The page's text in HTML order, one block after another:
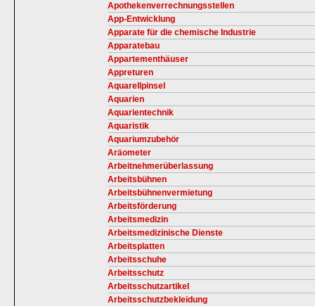
Apothekenverrechnungsstellen
App-Entwicklung
Apparate für die chemische Industrie
Apparatebau
Appartementhäuser
Appreturen
Aquarellpinsel
Aquarien
Aquarientechnik
Aquaristik
Aquariumzubehör
Aräometer
Arbeitnehmerüberlassung
Arbeitsbühnen
Arbeitsbühnenvermietung
Arbeitsförderung
Arbeitsmedizin
Arbeitsmedizinische Dienste
Arbeitsplatten
Arbeitsschuhe
Arbeitsschutz
Arbeitsschutzartikel
Arbeitsschutzbekleidung